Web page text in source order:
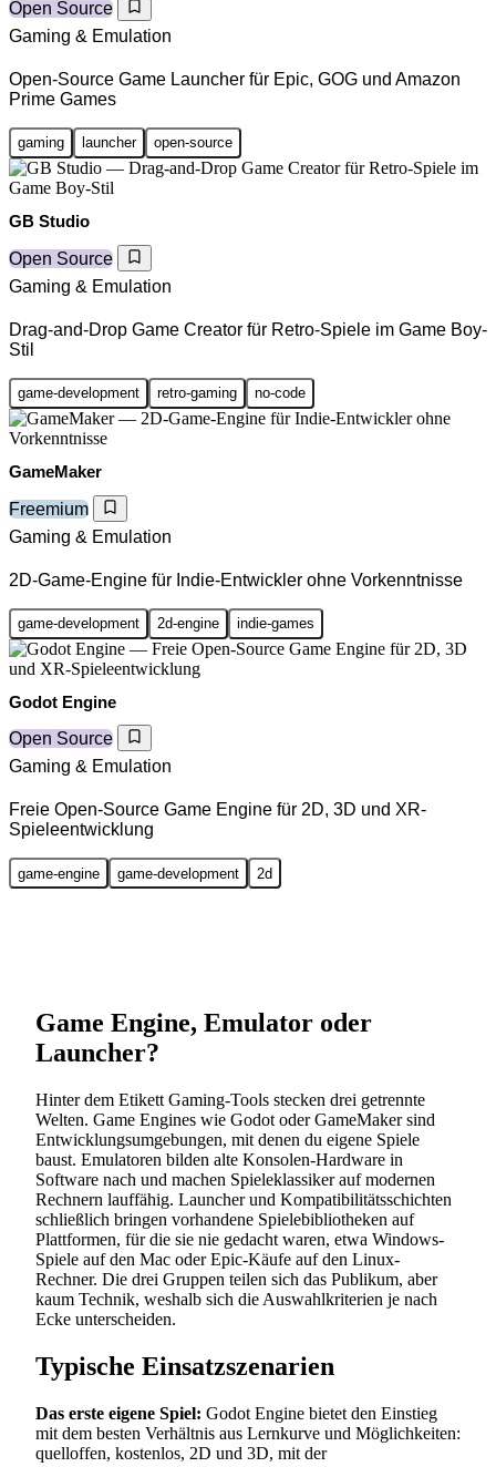
Open Source
Gaming & Emulation
Open-Source Game Launcher für Epic, GOG und Amazon
Prime Games
gaming launcher open-source
GB Studio
Open Source
Gaming & Emulation
Drag-and-Drop Game Creator für Retro-Spiele im Game Boy-
Stil
game-development retro-gaming no-code
GameMaker
Freemium
Gaming & Emulation
2D-Game-Engine für Indie-Entwickler ohne Vorkenntnisse
game-development 2d-engine indie-games
Godot Engine
Open Source
Gaming & Emulation
Freie Open-Source Game Engine für 2D, 3D und XR-
Spieleentwicklung
game-engine game-development 2d
Game Engine, Emulator oder
Launcher?
Hinter dem Etikett Gaming-Tools stecken drei getrennte
Welten. Game Engines wie Godot oder GameMaker sind
Entwicklungsumgebungen, mit denen du eigene Spiele
baust. Emulatoren bilden alte Konsolen-Hardware in
Software nach und machen Spieleklassiker auf modernen
Rechnern lauffähig. Launcher und Kompatibilitätsschichten
schließlich bringen vorhandene Spielebibliotheken auf
Plattformen, für die sie nie gedacht waren, etwa Windows-
Spiele auf den Mac oder Epic-Käufe auf den Linux-
Rechner. Die drei Gruppen teilen sich das Publikum, aber
kaum Technik, weshalb sich die Auswahlkriterien je nach
Ecke unterscheiden.
Typische Einsatzszenarien
Das erste eigene Spiel: Godot Engine bietet den Einstieg
mit dem besten Verhältnis aus Lernkurve und Möglichkeiten:
quelloffen, kostenlos, 2D und 3D, mit der